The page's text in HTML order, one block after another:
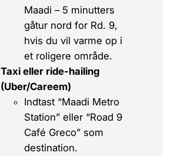
Maadi – 5 minutters
gåtur nord for Rd. 9,
hvis du vil varme op i
et roligere område.
Taxi eller ride-hailing
(Uber/Careem)
Indtast “Maadi Metro
Station” eller “Road 9
Café Greco” som
destination.